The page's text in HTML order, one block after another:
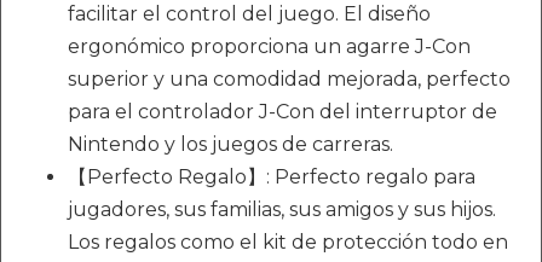
facilitar el control del juego. El diseño
ergonómico proporciona un agarre J-Con
superior y una comodidad mejorada, perfecto
para el controlador J-Con del interruptor de
Nintendo y los juegos de carreras.
【Perfecto Regalo】: Perfecto regalo para
jugadores, sus familias, sus amigos y sus hijos.
Los regalos como el kit de protección todo en